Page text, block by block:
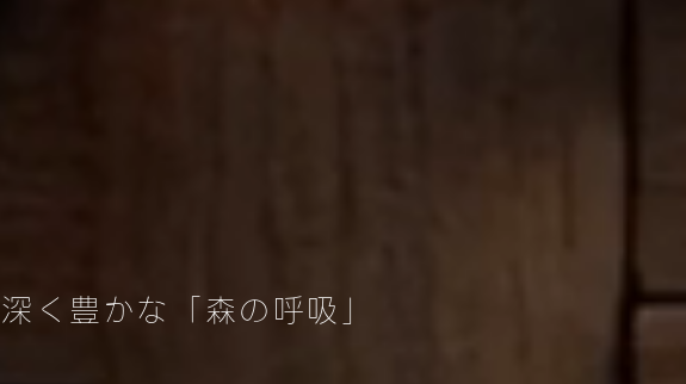
深く豊かな「森の呼吸」